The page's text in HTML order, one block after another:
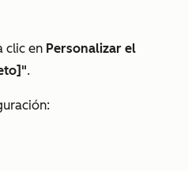
clic en Personalizar el
.